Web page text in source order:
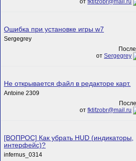
от fktifzobr@mail.ru
Ошибка при установке игры w7
Sergegrey
от Sergegrey
Не открывается файл в редакторе карт.
Antoine 2309
от fktifzobr@mail.ru
[ВОПРОС] Как убрать HUD (индикаторы,
интерфейс)?
infernus_0314